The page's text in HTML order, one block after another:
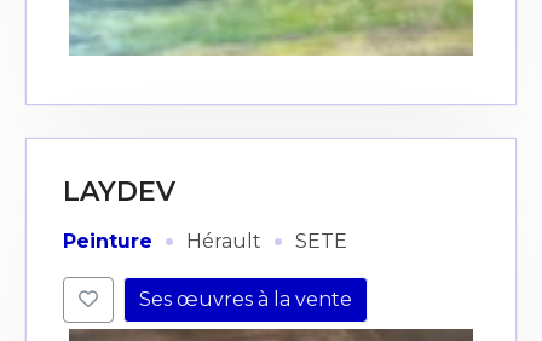
LAYDEV
Peinture · Hérault · SETE
Ses œuvres à la vente